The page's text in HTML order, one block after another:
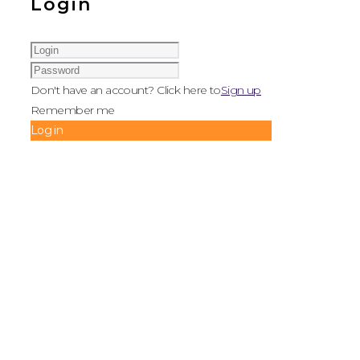
Login
Don't have an account? Click here toSign up
Remember me
Log in